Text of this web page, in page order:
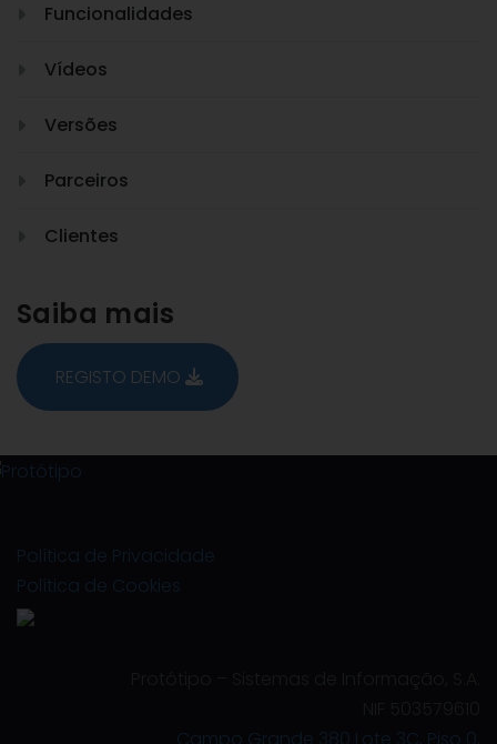
Funcionalidades
Vídeos
Versões
Parceiros
Clientes
Saiba mais
REGISTO DEMO
Política de Privacidade
Política de Cookies